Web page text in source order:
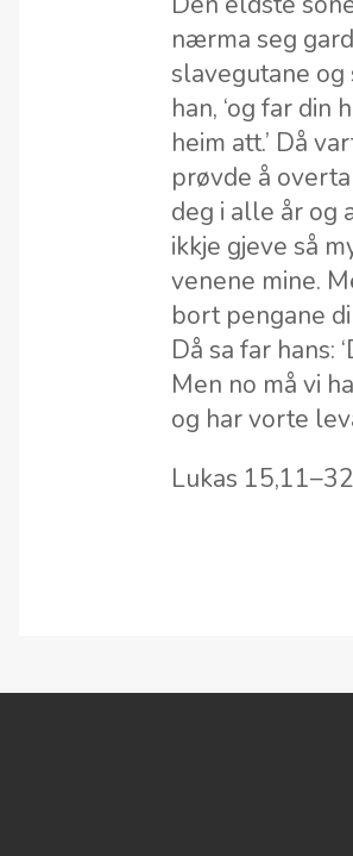
nærma seg
slavegutane og
han, ‘og far
heim att.’ Då
prøvde å
deg i alle år og
ikkje gjeve så
venene mine.
bort pengane
Då sa far hans:
Men no må vi
og har vorte
Lukas 15,11–32